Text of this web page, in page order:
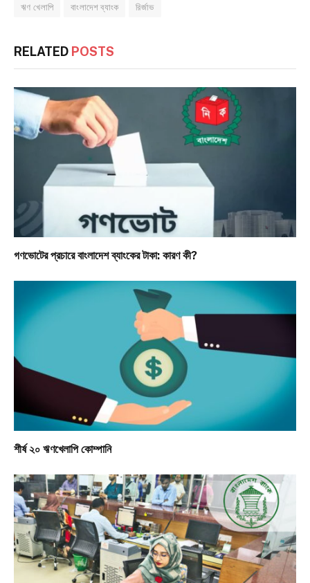
ঋণ খেলাপি বাংলাদেশ ব্যাংক রির্জাভ
RELATED POSTS
গণভোটের প্রচারে বাংলাদেশ ব্যাংকের টাকা: কারণ কী?
শীর্ষ ২০ ঋণখেলাপি কোম্পানি